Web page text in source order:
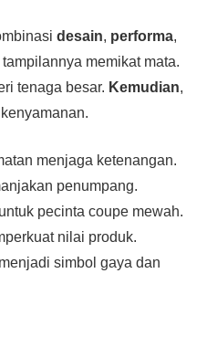
desain, performa,
tampilannya memikat mata.
tenaga besar. Kemudian,
menjaga ketenangan.
penumpang.
pecinta coupe mewah.
nilai produk.
simbol gaya dan